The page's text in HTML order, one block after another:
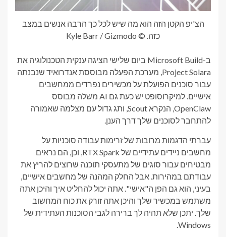
הצ'יפ הקטן הזה הוא מה שיש לכל כך הרבה אנשים במצב
כזה. © Kyle Barr / Gizmodo
ב-Microsoft Build ביום שלישי הציגה ענקית הטכנולוגיה את
Project Solara, מערכת הפעלה מבוססת אנדרואיד שנבנתה
עבור סוכנים הפועלת על מכשירים נפרדים ממחשבים
אישיים. למיקרוסופט יש כעת גם AI משלה מבוסס
OpenClaw, הנקרא Scout, ותג גדול עם מצלמה שאמורה
להתחבר לסוכנים שלך דרך הענן.
עברתי הדגמות מרובות של זרימות עבודה סוכניות על
מחשבים ניידים עתידיים של RTX Spark, וכן, הם נראים
מבטיחים עבור סוגים של מתעסקי תוכנה שרוצים להריץ את
עבודתם במהירות. אבל החלק המהנה של מחשבים אישיים,
בעיני, הוא גם הפן ה"אישי". אתה יכול להחליט איך והיכן אתה
משתמש במכשיר שלך והיכן אתה זורק את כוח המחשוב
שלך. יתכן שלא תהיה לך ברירה לגבי הסוכנות העתידית של
Windows.